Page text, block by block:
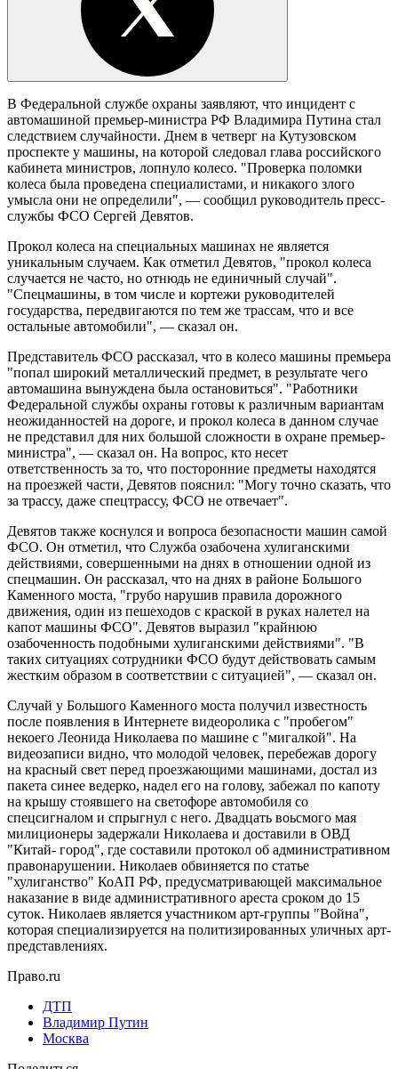
В Федеральной службе охраны заявляют, что инцидент с
автомашиной премьер-министра РФ Владимира Путина стал
следствием случайности. Днем в четверг на Кутузовском
проспекте у машины, на которой следовал глава российского
кабинета министров, лопнуло колесо. "Проверка поломки
колеса была проведена специалистами, и никакого злого
умысла они не определили", — сообщил руководитель пресс-
службы ФСО Сергей Девятов.
Прокол колеса на специальных машинах не является
уникальным случаем. Как отметил Девятов, "прокол колеса
случается не часто, но отнюдь не единичный случай".
"Спецмашины, в том числе и кортежи руководителей
государства, передвигаются по тем же трассам, что и все
остальные автомобили", — сказал он.
Представитель ФСО рассказал, что в колесо машины премьера
"попал широкий металлический предмет, в результате чего
автомашина вынуждена была остановиться". "Работники
Федеральной службы охраны готовы к различным вариантам
неожиданностей на дороге, и прокол колеса в данном случае
не представил для них большой сложности в охране премьер-
министра", — сказал он. На вопрос, кто несет
ответственность за то, что посторонние предметы находятся
на проезжей части, Девятов пояснил: "Могу точно сказать, что
за трассу, даже спецтрассу, ФСО не отвечает".
Девятов также коснулся и вопроса безопасности машин самой
ФСО. Он отметил, что Служба озабочена хулиганскими
действиями, совершенными на днях в отношении одной из
спецмашин. Он рассказал, что на днях в районе Большого
Каменного моста, "грубо нарушив правила дорожного
движения, один из пешеходов с краской в руках налетел на
капот машины ФСО". Девятов выразил "крайнюю
озабоченность подобными хулиганскими действиями". "В
таких ситуациях сотрудники ФСО будут действовать самым
жестким образом в соответствии с ситуацией", — сказал он.
Случай у Большого Каменного моста получил известность
после появления в Интернете видеоролика с "пробегом"
некоего Леонида Николаева по машине с "мигалкой". На
видеозаписи видно, что молодой человек, перебежав дорогу
на красный свет перед проезжающими машинами, достал из
пакета синее ведерко, надел его на голову, забежал по капоту
на крышу стоявшего на светофоре автомобиля со
спецсигналом и спрыгнул с него. Двадцать воьсмого мая
милиционеры задержали Николаева и доставили в ОВД
"Китай- город", где составили протокол об административном
правонарушении. Николаев обвиняется по статье
"хулиганство" КоАП РФ, предусматривающей максимальное
наказание в виде административного ареста сроком до 15
суток. Николаев является участником арт-группы "Война",
которая специализируется на политизированных уличных арт-
представлениях.
Право.ru
ДТП
Владимир Путин
Москва